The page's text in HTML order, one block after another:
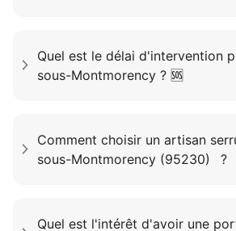
Quel est le délai d'intervention
sous-Montmorency ? 🆘
Comment choisir un artisan
sous-Montmorency (95230) ?
Quel est l'intérêt d'avoir une